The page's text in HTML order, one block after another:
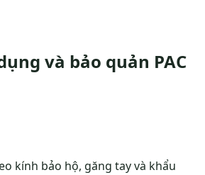
và bảo quản PAC
kính bảo hộ, găng tay và khẩu